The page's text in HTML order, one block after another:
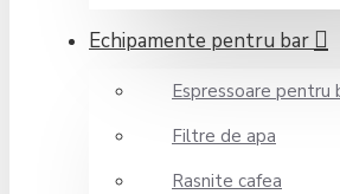
Echipamente pentru bar
Espressoare pentru
Filtre de apa
Rasnite cafea